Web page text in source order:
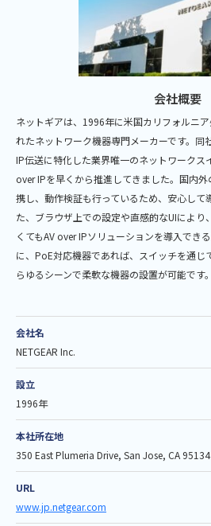
会社概要
ネットギアは、1996年に米国カリフォルニ
れたネットワーク機器専門メーカーです。同
IP伝送に特化した業界唯一のネットワークス
over IPを早くから推進してきました。国内
携し、動作検証も行っているため、安心して
た、ブラウザ上での設定や直感的なUIにより
くてもAV over IPソリューションを導入でき
に、PoE対応機器であれば、スイッチを通じ
らゆるシーンで柔軟な機器の設置が可能です。
会社名
NETGEAR Inc.
設立
1996年
本社所在地
350 East Plumeria Drive, San Jose, CA 95134
URL
www.jp.netgear.com